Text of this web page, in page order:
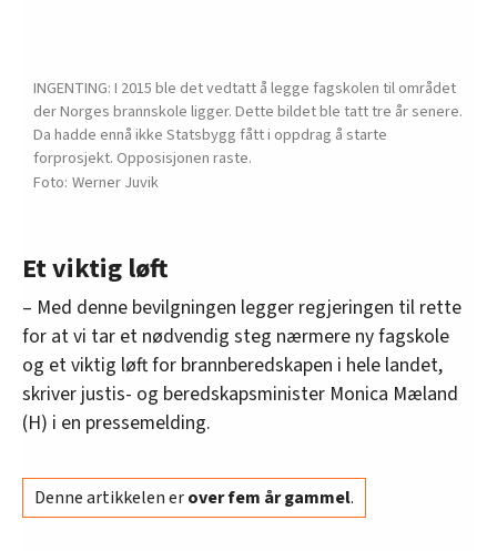
INGENTING: I 2015 ble det vedtatt å legge fagskolen til området
der Norges brannskole ligger. Dette bildet ble tatt tre år senere.
Da hadde ennå ikke Statsbygg fått i oppdrag å starte
forprosjekt. Opposisjonen raste.
Werner Juvik
Et viktig løft
– Med denne bevilgningen legger regjeringen til rette
for at vi tar et nødvendig steg nærmere ny fagskole
og et viktig løft for brannberedskapen i hele landet,
skriver justis- og beredskapsminister Monica Mæland
(H) i en pressemelding.
Denne artikkelen erover fem år gammel.